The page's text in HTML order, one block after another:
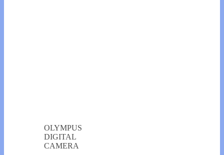
OLYMPUS
DIGITAL
CAMERA